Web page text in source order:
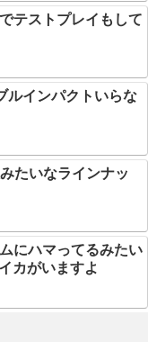
テストプレイもして
ルインパクトいらな
たいなラインナッ
にハマってるみたい
カがいますよ